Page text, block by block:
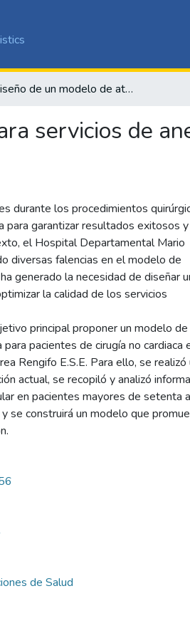
Diseño de un modelo de atención integral para servicios de anestesiología en cirugías no cardíacas
servicios de
durante los procedimientos
para garantizar resultados exitosos y
el Hospital Departamental Mario
diversas falencias en el modelo de
generado la necesidad de diseñar
la calidad de los servicios
principal proponer un modelo de
pacientes de cirugía no cardiaca
Rengifo E.S.E. Para ello, se realizó
actual, se recopiló y analizó
en pacientes mayores de setenta
se construirá un modelo que
de Salud